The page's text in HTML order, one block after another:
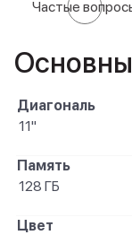
Частые
Диагональ
11"
Память
128 ГБ
Цвет